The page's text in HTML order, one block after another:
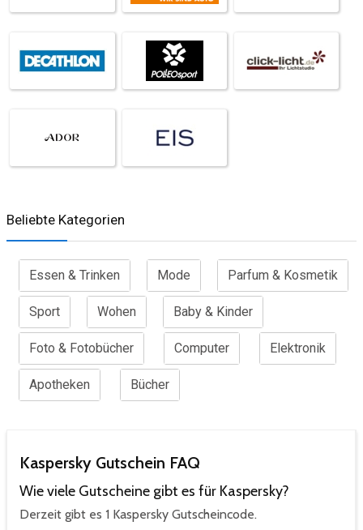
Beliebte Kategorien
Essen & Trinken Mode Parfum & Kosmetik
Sport Wohen Baby & Kinder
Foto & Fotobücher Computer Elektronik
Apotheken Bücher
Kaspersky Gutschein FAQ
Wie viele Gutscheine gibt es für Kaspersky?
Derzeit gibt es 1 Kaspersky Gutscheincode.